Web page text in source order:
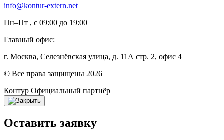
info@kontur-extern.net
Пн–Пт , с 09:00 до 19:00
Главный офис:
г. Москва, Селезнёвская улица, д. 11А стр. 2, офис 4
© Все права защищены 2026
Контур Официальный партнёр
Оставить заявку